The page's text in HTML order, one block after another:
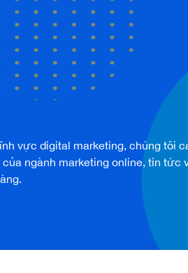
vực digital marketing, chúng tôi
ngành marketing online, tin tức